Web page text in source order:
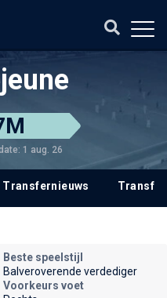
1 aug. 26
Transfernieuws
Beste speelstijl
Balveroverende verdediger
Voorkeurs voet